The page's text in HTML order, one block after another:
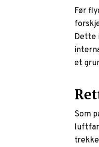
Før
Dette
et
Som